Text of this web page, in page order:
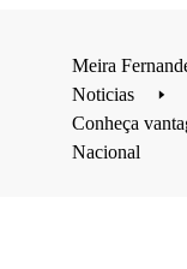
Meira
Noticias
🢒
Conheça
Nacional